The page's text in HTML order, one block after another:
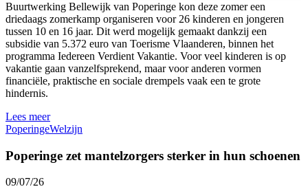
Buurtwerking Bellewijk van Poperinge kon deze zomer een
driedaags zomerkamp organiseren voor 26 kinderen en jongeren
tussen 10 en 16 jaar. Dit werd mogelijk gemaakt dankzij een
subsidie van 5.372 euro van Toerisme Vlaanderen, binnen het
programma Iedereen Verdient Vakantie. Voor veel kinderen is op
vakantie gaan vanzelfsprekend, maar voor anderen vormen
financiële, praktische en sociale drempels vaak een te grote
hindernis.
Lees meer
PoperingeWelzijn
Poperinge zet mantelzorgers sterker in hun schoenen
09/07/26